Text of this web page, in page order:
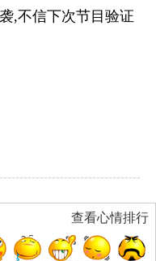
,不信下次节目验证
查看心情排行